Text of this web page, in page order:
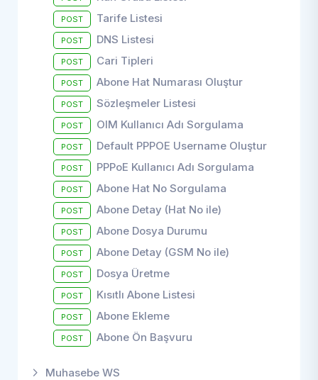
POST Tarife Listesi
POST DNS Listesi
POST Cari Tipleri
POST Abone Hat Numarası Oluştur
POST Sözleşmeler Listesi
POST OIM Kullanıcı Adı Sorgulama
POST Default PPPOE Username Oluştur
POST PPPoE Kullanıcı Adı Sorgulama
POST Abone Hat No Sorgulama
POST Abone Detay (Hat No ile)
POST Abone Dosya Durumu
POST Abone Detay (GSM No ile)
POST Dosya Üretme
POST Kısıtlı Abone Listesi
POST Abone Ekleme
POST Abone Ön Başvuru
Muhasebe WS